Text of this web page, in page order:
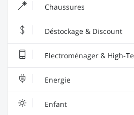
Chaussures
Déstockage & Discount
Electroménager & High-
Energie
Enfant